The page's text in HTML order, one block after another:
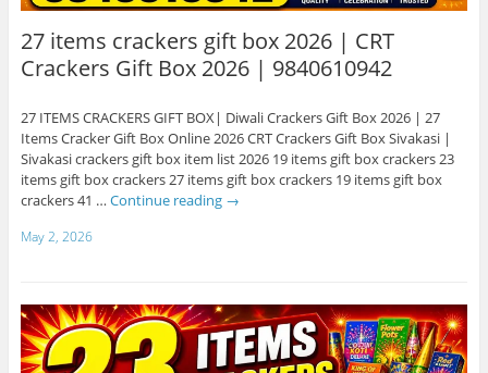
27 items crackers gift box 2026 | CRT
Crackers Gift Box 2026 | 9840610942
27 ITEMS CRACKERS GIFT BOX| Diwali Crackers Gift Box 2026 | 27
Items Cracker Gift Box Online 2026 CRT Crackers Gift Box Sivakasi |
Sivakasi crackers gift box item list 2026 19 items gift box crackers 23
items gift box crackers 27 items gift box crackers 19 items gift box
crackers 41 … Continue reading →
May 2, 2026